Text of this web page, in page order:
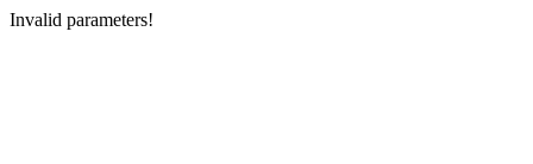
Invalid parameters!